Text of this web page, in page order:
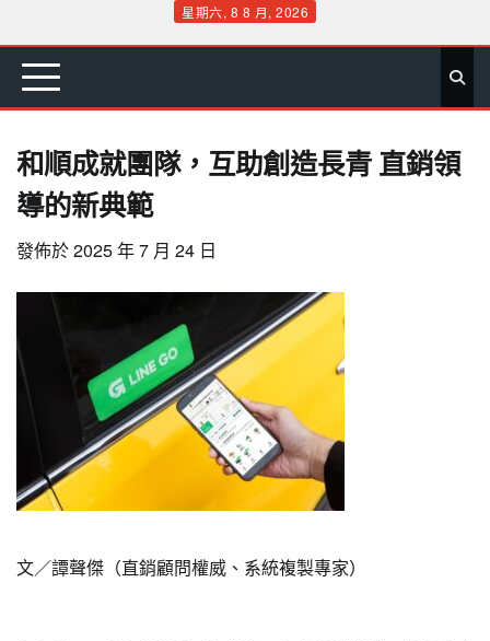
content
星期六, 8 8 月, 2026
首 要 娛 生 社 文 公 運 旅 政 地 專
和順成就團隊，互助創造長青 直銷領
導的新典範
發佈於2025 年 7 月 24 日
文／譚聲傑（直銷顧問權威、系統複製專家）